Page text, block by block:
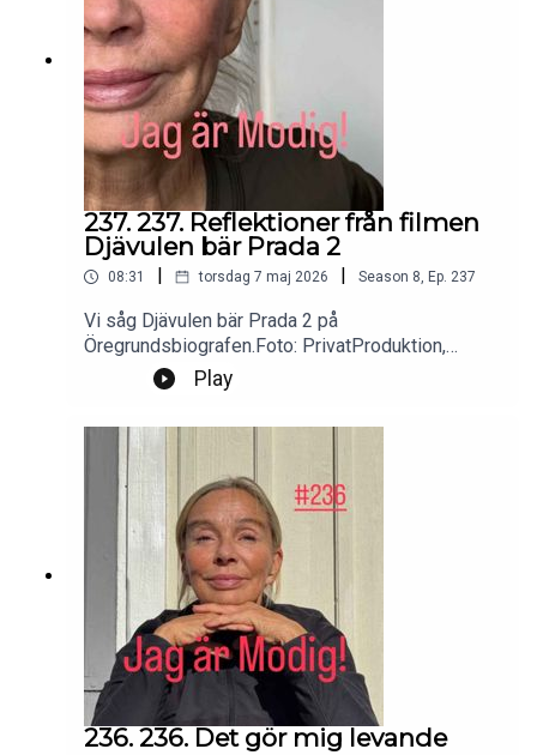
237. 237. Reflektioner från filmen
Djävulen bär Prada 2
08:31 torsdag 7 maj 2026 Season 8, Ep. 237
Vi såg Djävulen bär Prada 2 på
Öregrundsbiografen.Foto: PrivatProduktion,
redigering och klipp: Heli BrewitzMusik: Lic. NEO
SoundsKontakt podcast:
jagarmodig@gmail.comFölj oss:
instagram.com/jagarmodig/
Play
236. 236. Det gör mig levande